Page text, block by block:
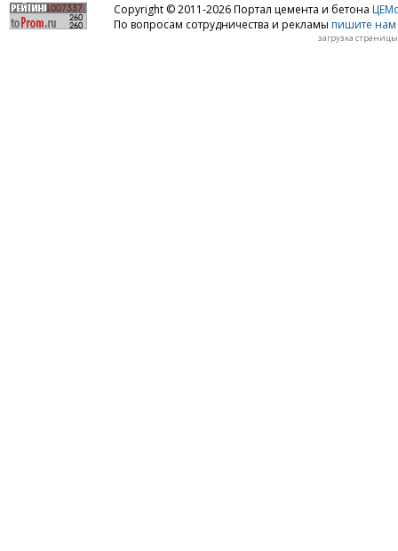
Copyright © 2011-2026 Портал цемента и бетона
По вопросам сотрудничества и рекламы пишите нам
загрузка